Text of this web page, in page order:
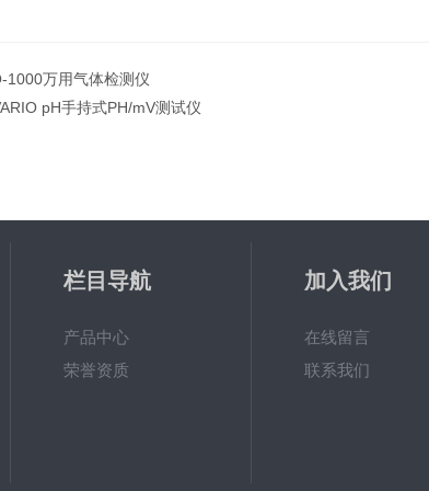
1000万用气体检测仪
pH手持式PH/mV测试仪
栏目导航
产品中心
荣誉资质
加入我们
在线留言
联系我们